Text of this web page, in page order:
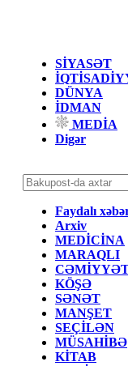
SİYASƏT
DÜNYA
İDMAN
MEDİA
Digər
Faydalı
Arxiv
MEDİCİNA
MARAQLI
KÖŞƏ
SƏNƏT
MANŞET
SEÇİLƏN
MÜSAHİBƏ
KİTAB